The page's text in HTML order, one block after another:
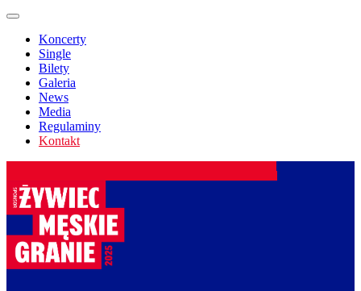
Koncerty
Single
Bilety
Galeria
News
Media
Regulaminy
Kontakt